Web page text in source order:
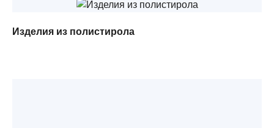
Изделия из полистирола